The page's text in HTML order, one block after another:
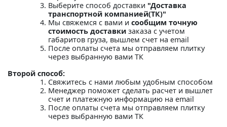
Выберите способ доставки "Доставка
транспортной компанией(ТК)"
Мы свяжемся с вами и сообщим точную
стоимость доставки заказа с учетом
габаритов груза, вышлем счет на email
После оплаты счета мы отправляем плитку
через выбранную вами ТК
Второй способ:
Свяжитесь с нами любым удобным способом
Менеджер поможет сделать расчет и вышлет
счет и платежную информацию на email
После оплаты счета мы отправляем плитку
через выбранную вами ТК